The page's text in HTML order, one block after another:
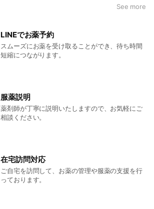
See more
LINEでお薬予約
スムーズにお薬を受け取ることができ、待ち時間
短縮につながります。
服薬説明
薬剤師が丁寧に説明いたしますので、お気軽にご
相談ください。
在宅訪問対応
ご自宅を訪問して、お薬の管理や服薬の支援を行
っております。